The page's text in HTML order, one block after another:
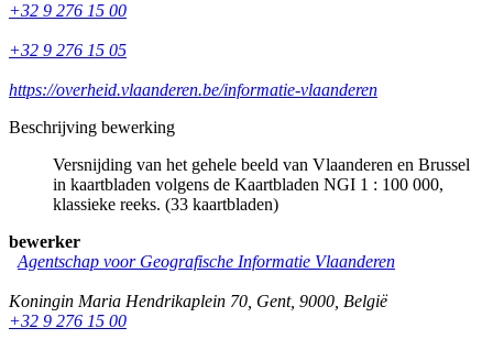
+32 9 276 15 00
+32 9 276 15 05
https://overheid.vlaanderen.be/informatie-vlaanderen
Beschrijving bewerking
Versnijding van het gehele beeld van Vlaanderen en Brussel
in kaartbladen volgens de Kaartbladen NGI 1 : 100 000,
klassieke reeks. (33 kaartbladen)
bewerker
Agentschap voor Geografische Informatie Vlaanderen
Koningin Maria Hendrikaplein 70 Gent, 9000 België
+32 9 276 15 00